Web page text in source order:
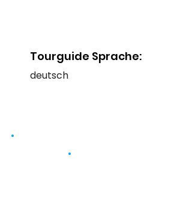
Tourguide Sprache:
deutsch